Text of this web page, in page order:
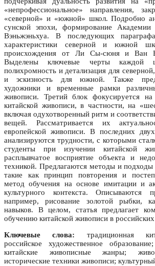
«непрофессиональное» направления,
«северной» и «южной» школ. Подробно
сунской эпохи, формирование
Вэньжэньхуа. В последующих
характеристики северной и южной
происхождения от Ли Сы-сюня и Ван
Выделены ключевые черты каждой
полихромность и детализация для
и эскизность для южной. Также
художники и временные рамки
живописи. Третий блок фокусируется
китайской живописи, в частности, на
включая одухотворенный ритм и
вещей. Рассматривается их
европейской живописи. В последних
анализируются трудности, с которыми
студенты при изучении китайской
расплывчатое восприятие объекта и
техникой. Предлагаются методы и подходы
такие как принцип повторения и
метод обучения на основе имитации и
культурного контекста. Описываются
например, рисование золотой рыбки,
навыков. В целом, статья предлагает
обучению китайской живописи в
Ключевые слова: традиционная
российское художественное
китайские живописные жанры;
исторические техники живописи;